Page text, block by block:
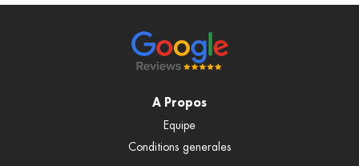
A Propos
Equipe
Conditions generales